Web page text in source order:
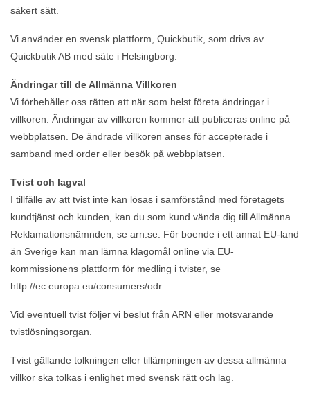
säkert sätt.
Vi använder en svensk plattform, Quickbutik, som drivs av
Quickbutik AB med säte i Helsingborg.
Ändringar till de Allmänna Villkoren
Vi förbehåller oss rätten att när som helst företa ändringar i
villkoren. Ändringar av villkoren kommer att publiceras online på
webbplatsen. De ändrade villkoren anses för accepterade i
samband med order eller besök på webbplatsen.
Tvist och lagval
I tillfälle av att tvist inte kan lösas i samförstånd med företagets
kundtjänst och kunden, kan du som kund vända dig till Allmänna
Reklamationsnämnden, se arn.se. För boende i ett annat EU-land
än Sverige kan man lämna klagomål online via EU-
kommissionens plattform för medling i tvister, se
http://ec.europa.eu/consumers/odr
Vid eventuell tvist följer vi beslut från ARN eller motsvarande
tvistlösningsorgan.
Tvist gällande tolkningen eller tillämpningen av dessa allmänna
villkor ska tolkas i enlighet med svensk rätt och lag.